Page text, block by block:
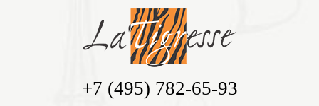
+7 (495) 782-65-93